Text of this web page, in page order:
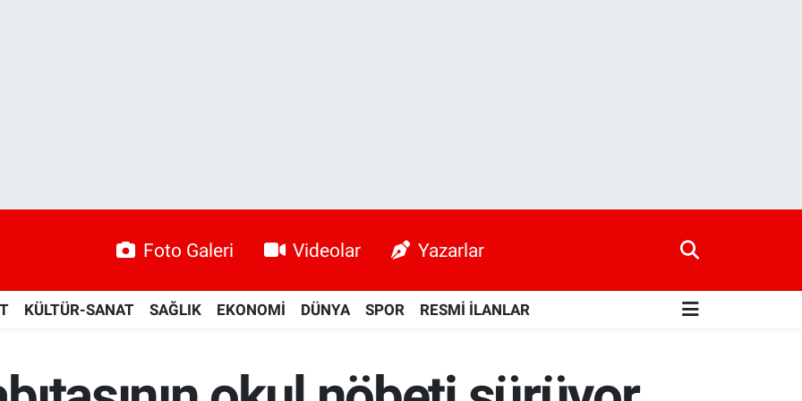
Foto Galeri Videolar Yazarlar
KÜLTÜR-SANAT SAĞLIK EKONOMİ DÜNYA SPOR RESMİ İLANLAR